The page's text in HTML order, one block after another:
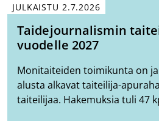
JULKAISTU 2.7.2026
Taidejournalismin
vuodelle 2027
Monitaiteiden toimikunta on
alusta alkavat taiteilija-
taiteilijaa. Hakemuksia tuli 47